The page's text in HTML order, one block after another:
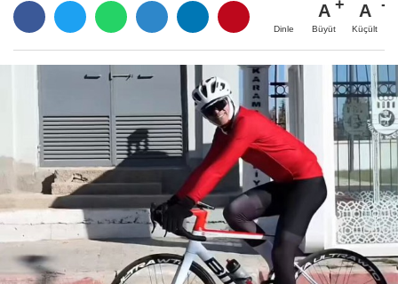
Dinle
A
Büyüt
A
Küçült